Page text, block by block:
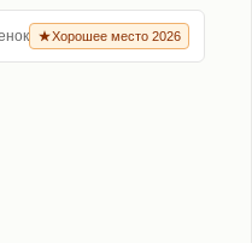
Хорошее место 2026